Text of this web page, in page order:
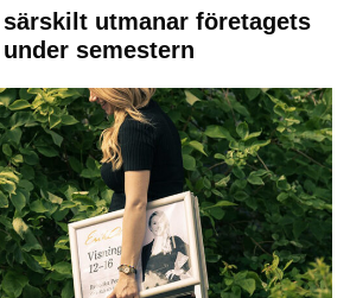
utmanar företagets
semestern